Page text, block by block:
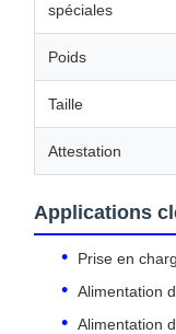
spéciales
Poids
Taille
Attestation
Applications
Prise en
Alimentation
Alimentation